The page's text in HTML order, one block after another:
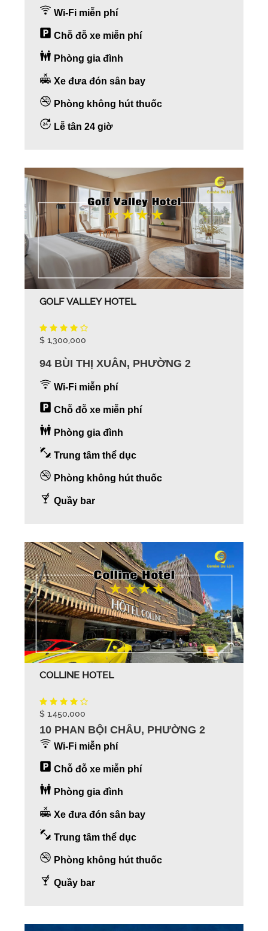
Wi-Fi miễn phí
Chỗ đỗ xe miễn phí
Phòng gia đình
Xe đưa đón sân bay
Phòng không hút thuốc
Lễ tân 24 giờ
GOLF VALLEY HOTEL
$ 1,300,000
94 BÙI THỊ XUÂN, PHƯỜNG 2
Wi-Fi miễn phí
Chỗ đỗ xe miễn phí
Phòng gia đình
Trung tâm thể dục
Phòng không hút thuốc
Quầy bar
COLLINE HOTEL
$ 1,450,000
10 PHAN BỘI CHÂU, PHƯỜNG 2
Wi-Fi miễn phí
Chỗ đỗ xe miễn phí
Phòng gia đình
Xe đưa đón sân bay
Trung tâm thể dục
Phòng không hút thuốc
Quầy bar